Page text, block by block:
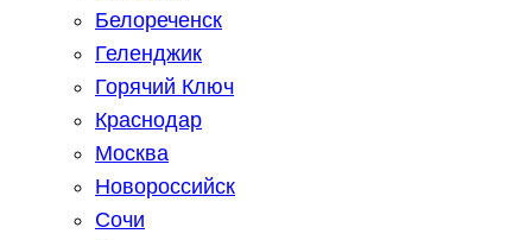
Белореченск
Геленджик
Горячий Ключ
Краснодар
Москва
Новороссийск
Сочи